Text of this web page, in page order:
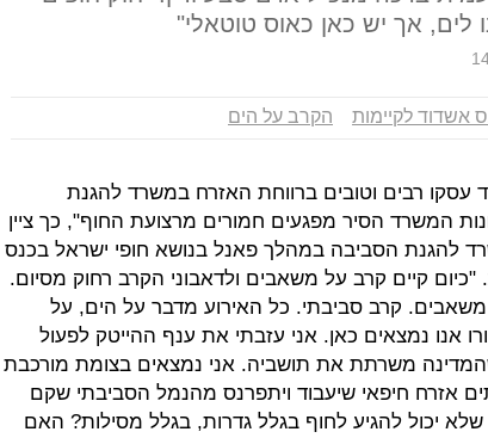
לים, אך יש כאן כאוס טוטאלי"
אשדוד לקיימות הקרב על הים
עסקו רבים וטובים ברווחת האזרח במשרד להגנת
המשרד הסיר מפגעים חמורים מרצועת החוף", כך ציין
להגנת הסביבה במהלך פאנל בנושא חופי ישראל בכנס
"כיום קיים קרב על משאבים ולדאבוני הקרב רחוק מסיום.
קרב סביבתי. כל האירוע מדבר על הים, על
אנו נמצאים כאן. אני עזבתי את ענף ההייטק לפעול
שהמדינה משרתת את תושביה. אני נמצאים בצומת מורכבת
אזרח חיפאי שיעבוד ויתפרנס מהנמל הסביבתי שקם
יכול להגיע לחוף בגלל גדרות, בגלל מסילות? האם